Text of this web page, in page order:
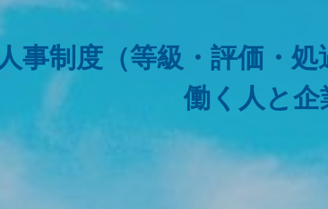
人事制度（等級・評価・
働く人と